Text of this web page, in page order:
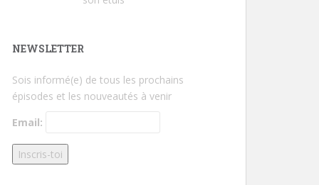
NEWSLETTER
Sois informé(e) de tous les prochains
épisodes et les nouveautés à venir
Email: